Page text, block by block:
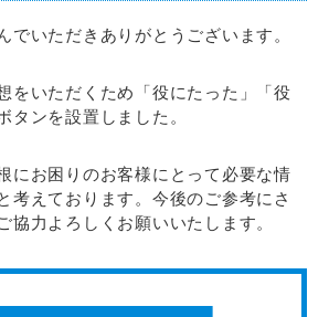
でいただきありがとうございます。
をいただくため「役にたった」「役
タンを設置しました。
にお困りのお客様にとって必要な情
考えております。今後のご参考にさ
協力よろしくお願いいたします。